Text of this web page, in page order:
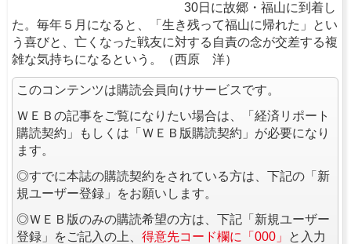
30日に故郷・福山に到着し
た。毎年５月になると、「生き残って福山に帰れた」とい
う喜びと、亡くなった戦友に対する自責の念が交差する複
雑な気持ちになるという。（西原 洋）
このコンテンツは購読会員向けサービスです。
ＷＥＢの記事をご覧になりたい場合は、「経済リポート
購読契約」もしくは「ＷＥＢ版購読契約」が必要になり
ます。
◎すでに本誌の購読契約をされている方は、下記の「新
規ユーザー登録」をお願いします。
◎ＷＥＢ版のみの購読希望の方は、下記「新規ユーザー
登録」をご記入の上、 得意先コード欄に「000」
と入力